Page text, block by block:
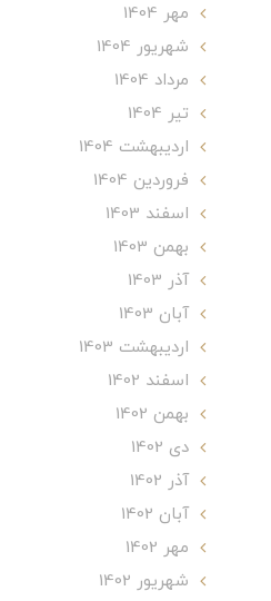
مهر 1404
شهریور 1404
مرداد 1404
تير 1404
ارديبهشت 1404
فروردین 1404
اسفند 1403
بهمن 1403
آذر 1403
آبان 1403
ارديبهشت 1403
اسفند 1402
بهمن 1402
دی 1402
آذر 1402
آبان 1402
مهر 1402
شهریور 1402